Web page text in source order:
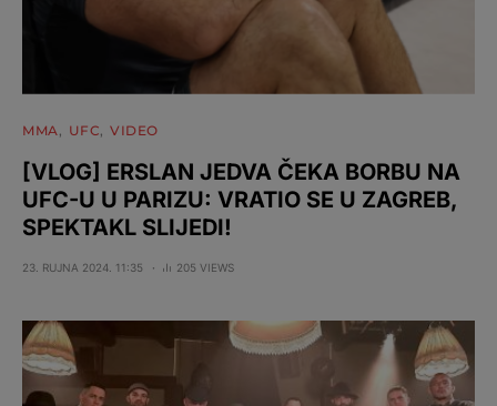
MMA UFC VIDEO
[VLOG] ERSLAN JEDVA ČEKA BORBU NA
UFC-U U PARIZU: VRATIO SE U ZAGREB,
SPEKTAKL SLIJEDI!
23. RUJNA 2024. 11:35 205 VIEWS